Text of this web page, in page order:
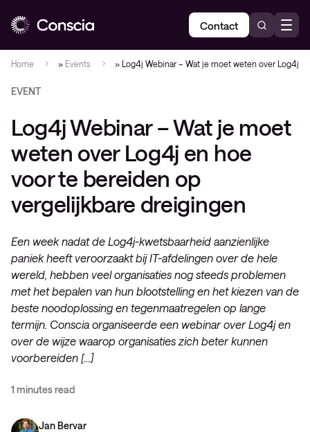
Contact
Home » Events » Log4j Webinar – Wat je moet weten over Log4j
EVENT
Log4j Webinar – Wat je moet
weten over Log4j en hoe
voor te bereiden op
vergelijkbare dreigingen
Een week nadat de Log4j-kwetsbaarheid aanzienlijke
paniek heeft veroorzaakt bij IT-afdelingen over de hele
wereld, hebben veel organisaties nog steeds problemen
met het bepalen van hun blootstelling en het kiezen van de
beste noodoplossing en tegenmaatregelen op lange
termijn. Conscia organiseerde een webinar over Log4j en
over de wijze waarop organisaties zich beter kunnen
voorbereiden […]
1 minutes read
Jan Bervar